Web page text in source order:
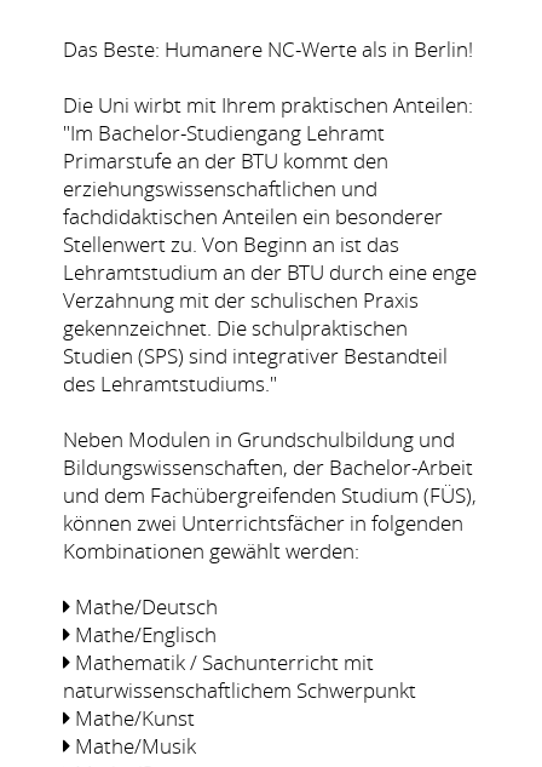
Das Beste: Humanere NC-Werte als in Berlin!
Die Uni wirbt mit Ihrem praktischen Anteilen:
"Im Bachelor-Studiengang Lehramt
Primarstufe an der BTU kommt den
erziehungswissenschaftlichen und
fachdidaktischen Anteilen ein besonderer
Stellenwert zu. Von Beginn an ist das
Lehramtstudium an der BTU durch eine enge
Verzahnung mit der schulischen Praxis
gekennzeichnet. Die schulpraktischen
Studien (SPS) sind integrativer Bestandteil
des Lehramtstudiums."
Neben Modulen in Grundschulbildung und
Bildungswissenschaften, der Bachelor-Arbeit
und dem Fachübergreifenden Studium (FÜS),
können zwei Unterrichtsfächer in folgenden
Kombinationen gewählt werden:
Mathe/Deutsch
Mathe/Englisch
Mathematik / Sachunterricht mit
naturwissenschaftlichem Schwerpunkt
Mathe/Kunst
Mathe/Musik